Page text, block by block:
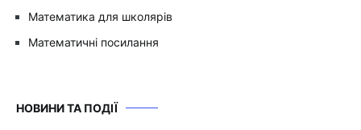
Математика для школярів
Математичні посилання
НОВИНИ ТА ПОДІЇ